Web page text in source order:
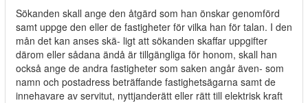
Sökanden skall ange den åtgärd som han önskar genomförd
samt uppge den eller de fastigheter för vilka han för talan. I den
mån det kan anses skä- ligt att sökanden skaffar uppgifter
därom eller sådana ändå är tillgängliga för honom, skall han
också ange de andra fastigheter som saken angår även- som
namn och postadress beträffande fastighetsägarna samt de
innehavare av servitut, nyttjanderätt eller rätt till elektrisk kraft